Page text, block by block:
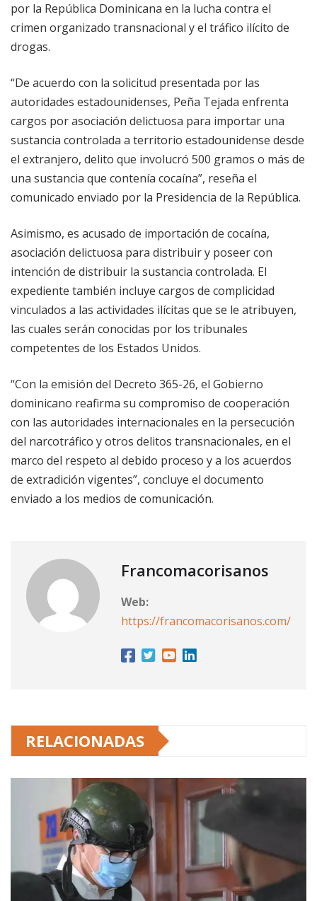
por la República Dominicana en la lucha contra el
crimen organizado transnacional y el tráfico ilícito de
drogas.
“De acuerdo con la solicitud presentada por las
autoridades estadounidenses, Peña Tejada enfrenta
cargos por asociación delictuosa para importar una
sustancia controlada a territorio estadounidense desde
el extranjero, delito que involucró 500 gramos o más de
una sustancia que contenía cocaína”, reseña el
comunicado enviado por la Presidencia de la República.
Asimismo, es acusado de importación de cocaína,
asociación delictuosa para distribuir y poseer con
intención de distribuir la sustancia controlada. El
expediente también incluye cargos de complicidad
vinculados a las actividades ilícitas que se le atribuyen,
las cuales serán conocidas por los tribunales
competentes de los Estados Unidos.
“Con la emisión del Decreto 365-26, el Gobierno
dominicano reafirma su compromiso de cooperación
con las autoridades internacionales en la persecución
del narcotráfico y otros delitos transnacionales, en el
marco del respeto al debido proceso y a los acuerdos
de extradición vigentes”, concluye el documento
enviado a los medios de comunicación.
Francomacorisanos
Web:
https://francomacorisanos.com/
RELACIONADAS